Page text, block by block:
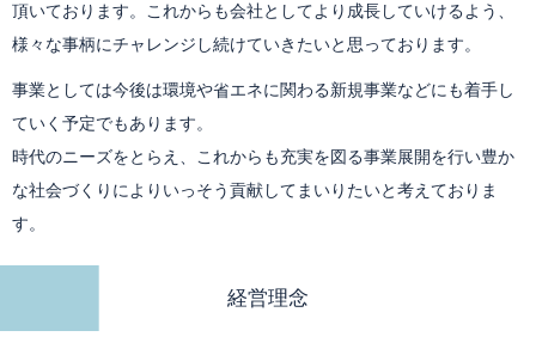
頂いております。これからも会社としてより成長していけるよう、
様々な事柄にチャレンジし続けていきたいと思っております。
事業としては今後は環境や省エネに関わる新規事業などにも着手し
ていく予定でもあります。
時代のニーズをとらえ、これからも充実を図る事業展開を行い豊か
な社会づくりによりいっそう貢献してまいりたいと考えておりま
す。
経営理念